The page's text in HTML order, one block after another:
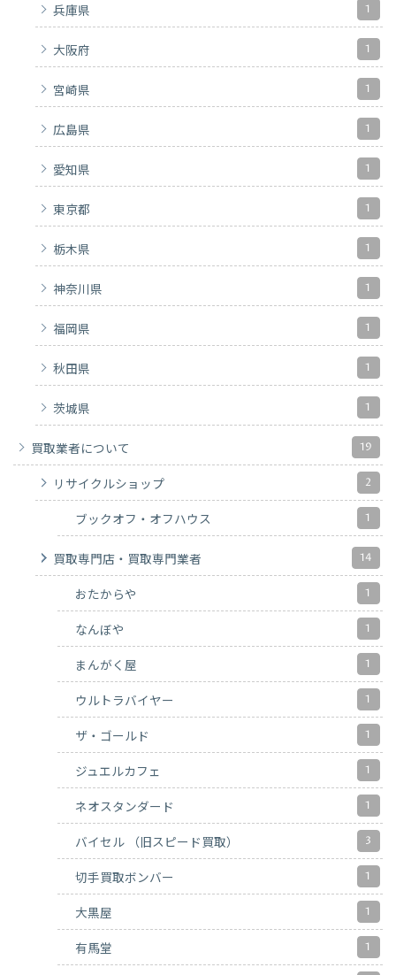
兵庫県 1
大阪府 1
宮崎県 1
広島県 1
愛知県 1
東京都 1
栃木県 1
神奈川県 1
福岡県 1
秋田県 1
茨城県 1
買取業者について 19
リサイクルショップ 2
ブックオフ・オフハウス 1
買取専門店・買取専門業者 14
おたからや 1
なんぼや 1
まんがく屋 1
ウルトラバイヤー 1
ザ・ゴールド 1
ジュエルカフェ 1
ネオスタンダード 1
バイセル （旧スピード買取） 3
切手買取ボンバー 1
大黒屋 1
有馬堂 1